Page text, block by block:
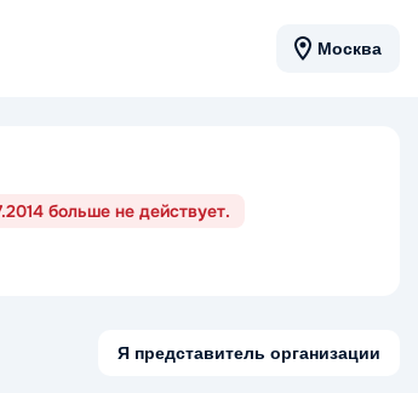
Москва
больше не действует.
Я представитель организации